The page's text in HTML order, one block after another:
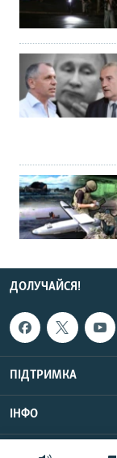
ДОЛУЧАЙСЯ!
ПІДТРИМКА
ІНФО